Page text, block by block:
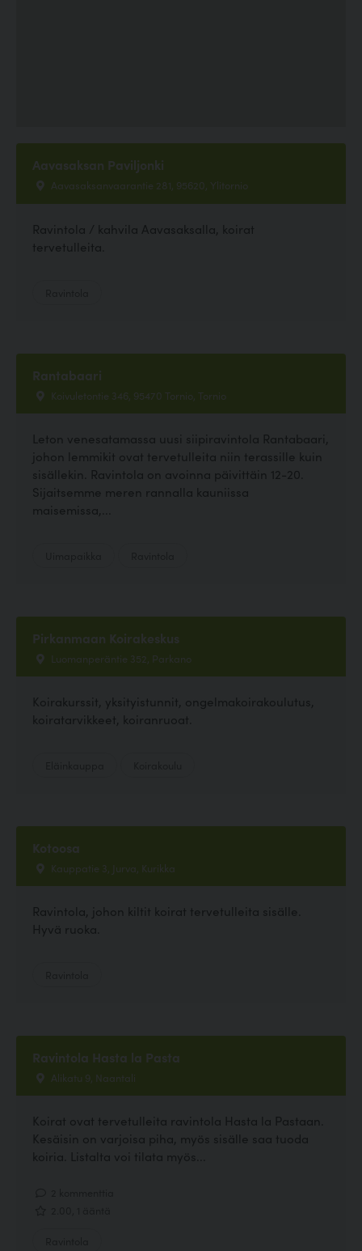
Aavasaksan Paviljonki
Aavasaksanvaarantie 281, 95620, Ylitornio
Ravintola / kahvila Aavasaksalla, koirat
tervetulleita.
Rantabaari
Koivuletontie 346, 95470 Tornio, Tornio
Leton venesatamassa uusi siipiravintola Rantabaari,
johon lemmikit ovat tervetulleita niin terassille kuin
sisällekin. Ravintola on avoinna päivittäin 12-20.
Sijaitsemme meren rannalla kauniissa
maisemissa,...
Pirkanmaan Koirakeskus
Luomanperäntie 352, Parkano
Koirakurssit, yksityistunnit, ongelmakoirakoulutus,
koiratarvikkeet, koiranruoat.
Kotoosa
Kauppatie 3, Jurva, Kurikka
Ravintola, johon kiltit koirat tervetulleita sisälle.
Hyvä ruoka.
Ravintola Hasta la Pasta
Alikatu 9, Naantali
Koirat ovat tervetulleita ravintola Hasta la Pastaan.
Kesäisin on varjoisa piha, myös sisälle saa tuoda
koiria. Listalta voi tilata myös...